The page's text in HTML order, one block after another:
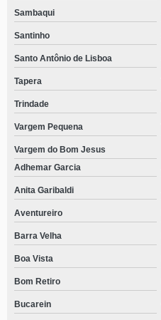
Sambaqui
Santinho
Santo Antônio de Lisboa
Tapera
Trindade
Vargem Pequena
Vargem do Bom Jesus
Adhemar Garcia
Anita Garibaldi
Aventureiro
Barra Velha
Boa Vista
Bom Retiro
Bucarein